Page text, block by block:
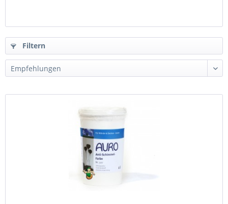
Filtern